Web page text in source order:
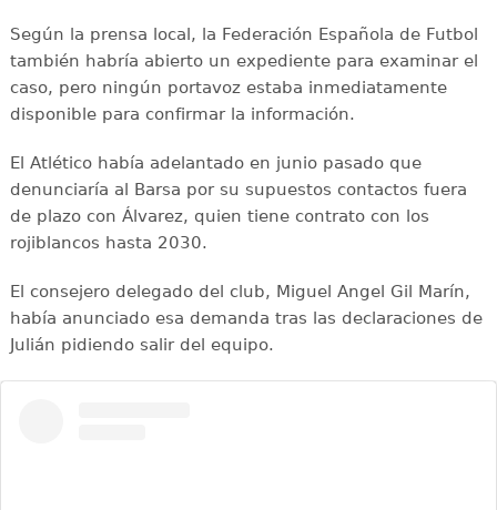
Según la prensa local, la Federación Española de Futbol
también habría abierto un expediente para examinar el
caso, pero ningún portavoz estaba inmediatamente
disponible para confirmar la información.
El Atlético había adelantado en junio pasado que
denunciaría al Barsa por su supuestos contactos fuera
de plazo con Álvarez, quien tiene contrato con los
rojiblancos hasta 2030.
El consejero delegado del club, Miguel Angel Gil Marín,
había anunciado esa demanda tras las declaraciones de
Julián pidiendo salir del equipo.